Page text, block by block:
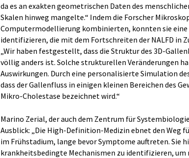
da es an exakten geometrischen Daten des
Skalen hinweg mangelte.“ Indem die Forscher
Computermodellierung kombinierten, konnten sie eine
identifizieren, die mit dem Fortschreiten der NALFD in
„Wir haben festgestellt, dass die Struktur des 3D-
völlig anders ist. Solche strukturellen Veränderungen
Auswirkungen. Durch eine personalisierte Simulation
dass der Gallenfluss in einigen kleinen Bereichen des
Mikro-Cholestase bezeichnet wird.“
Marino Zerial, der auch dem Zentrum für
Ausblick: „Die High-Definition-Medizin ebnet den Weg
im Frühstadium, lange bevor Symptome auftreten. Sie
krankheitsbedingte Mechanismen zu identifizieren, um